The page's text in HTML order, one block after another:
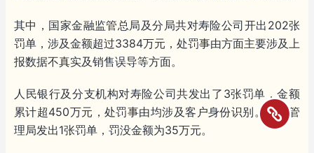
其中，国家金融监管总局及分局共对寿险公司开出202张
罚单，涉及金额超过3384万元，处罚事由方面主要涉及上
报数据不真实及销售误导等方面。
人民银行及分支机构对寿险公司共发出了3张罚单，金额
累计超450万元，处罚事由均涉及客户身份识别。外汇管
理局发出1张罚单，罚没金额为35万元。